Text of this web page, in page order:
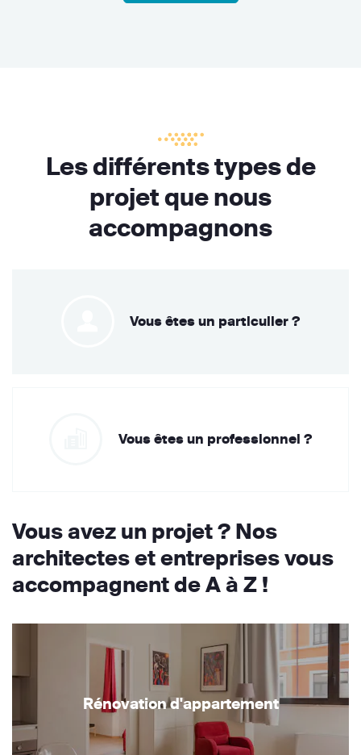
Les différents types de
projet que nous
accompagnons
Vous êtes un particulier ?
Vous êtes un professionnel ?
Vous avez un projet ? Nos
architectes et entreprises vous
accompagnent de A à Z !
Rénovation d'appartement